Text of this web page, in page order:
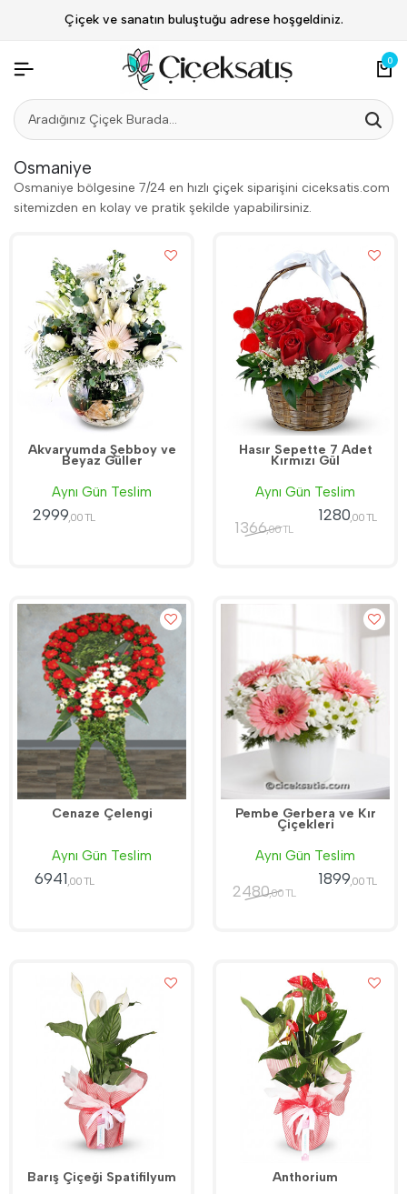
Çiçek ve sanatın buluştuğu adrese hoşgeldiniz.
0
Osmaniye
Osmaniye bölgesine 7/24 en hızlı çiçek siparişini ciceksatis.com
sitemizden en kolay ve pratik şekilde yapabilirsiniz.
Akvaryumda Şebboy ve
Beyaz Güller
Aynı Gün Teslim
2999,00 TL
Hasır Sepette 7 Adet
Kırmızı Gül
Aynı Gün Teslim
1366,00 TL
1280,00 TL
Cenaze Çelengi
Aynı Gün Teslim
6941,00 TL
Pembe Gerbera ve Kır
Çiçekleri
Aynı Gün Teslim
2480,00 TL
1899,00 TL
Barış Çiçeği Spatifilyum Anthorium